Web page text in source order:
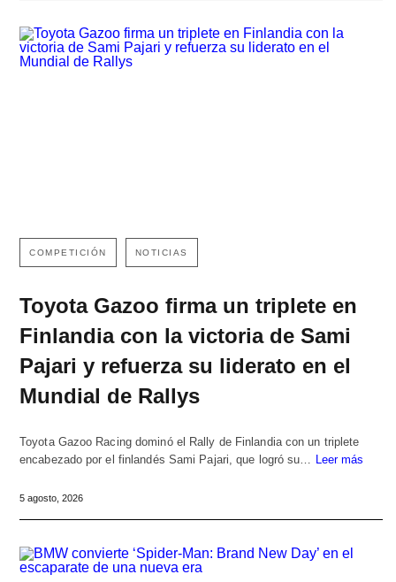
COMPETICIÓN NOTICIAS
Toyota Gazoo firma un triplete en
Finlandia con la victoria de Sami
Pajari y refuerza su liderato en el
Mundial de Rallys
Toyota Gazoo Racing dominó el Rally de Finlandia con un triplete
encabezado por el finlandés Sami Pajari, que logró su… Leer más
5 agosto, 2026